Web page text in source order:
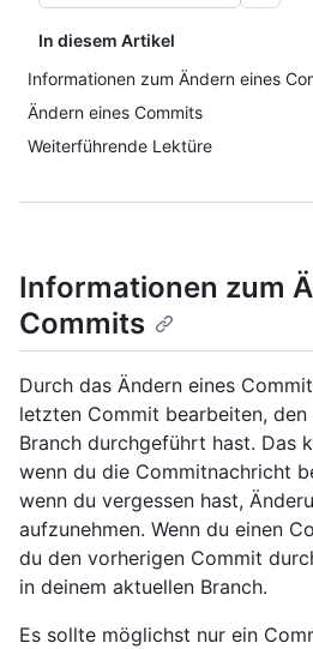
In diesem Artikel
Informationen zum Ändern eines
Ändern eines Commits
Weiterführende Lektüre
Informationen zum
Commits
Durch das Ändern eines
letzten Commit bearbeiten,
Branch durchgeführt hast. Das
wenn du die Commitnachricht
wenn du vergessen hast,
aufzunehmen. Wenn du einen
du den vorherigen Commit
in deinem aktuellen Branch.
Es sollte möglichst nur ein